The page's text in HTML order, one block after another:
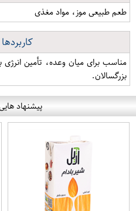
طعم طبیعی موز، مواد مغذی
مناسب برای میان وعده، تأمین
بزرگسالان.
پیشنهاد